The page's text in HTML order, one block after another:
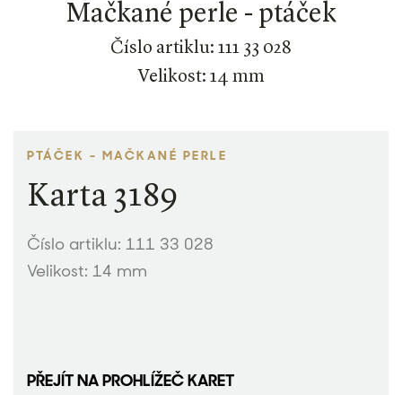
Mačkané perle - ptáček
Číslo artiklu: 111 33 028
Velikost: 14 mm
PTÁČEK - MAČKANÉ PERLE
Karta 3189
Číslo artiklu: 111 33 028
Velikost: 14 mm
PŘEJÍT NA PROHLÍŽEČ KARET